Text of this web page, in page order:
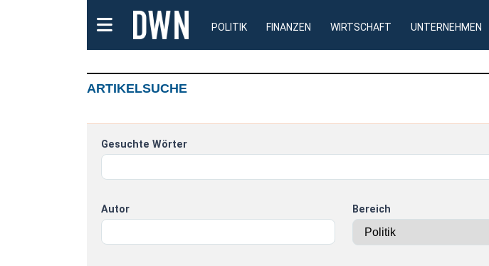
POLITIK FINANZEN WIRTSCHAFT UNTERNEHMEN
ARTIKELSUCHE
Gesuchte Wörter
Autor Bereich